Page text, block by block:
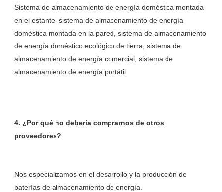
Sistema de almacenamiento de energía doméstica montada
en el estante, sistema de almacenamiento de energía
doméstica montada en la pared, sistema de almacenamiento
de energía doméstico ecológico de tierra, sistema de
almacenamiento de energía comercial, sistema de
4. ¿Por qué no debería comprarnos de otros
Nos especializamos en el desarrollo y la producción de
baterías de almacenamiento de energía.